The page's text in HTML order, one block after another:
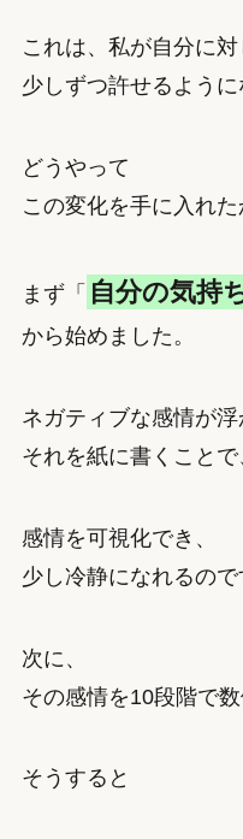
これは、私が自分に対
少しずつ許せるように
どうやって
この変化を手に入れた
まず「 自分の気持
から始めました。
ネガティブな感情が浮
それを紙に書くことで
感情を可視化でき、
少し冷静になれるので
次に、
その感情を10段階で数
そうすると